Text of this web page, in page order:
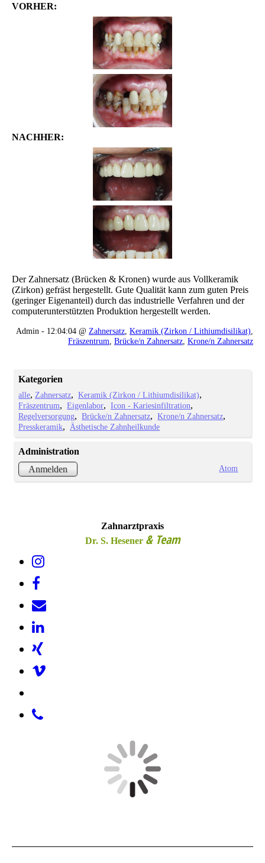
VORHER:
NACHHER:
Der Zahnersatz (Brücken & Kronen) wurde aus Vollkeramik
(Zirkon) gefräst hergestellt. Gute Qualität kann zum guten Preis
(geringer Eigenanteil) durch das industrielle Verfahren und der
computerunterstützten Produktion hergestellt werden.
Admin - 12:04:04 @ Zahnersatz Keramik (Zirkon / Lithiumdisilikat)
Fräszentrum Brücke/n Zahnersatz Krone/n Zahnersatz
Kategorien
alle Zahnersatz
Keramik (Zirkon / Lithiumdisilikat)
Fräszentrum
Eigenlabor
Icon - Kariesinfiltration
Regelversorgung
Brücke/n Zahnersatz
Krone/n Zahnersatz
Presskeramik
Ästhetische Zahnheilkunde
Administration
Anmelden
Atom
Zahnarztpraxis
Dr. S. Hesener & Team